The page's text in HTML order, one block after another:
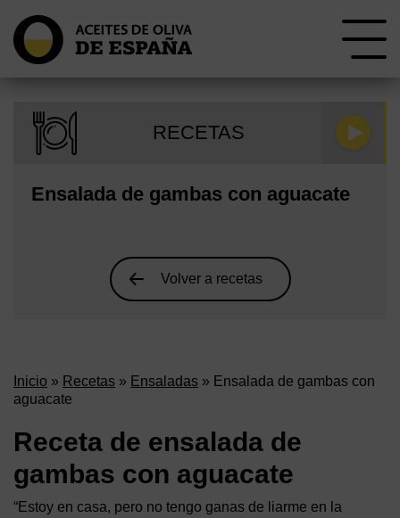
RECETAS
Ensalada de gambas con aguacate
Volver a recetas
Inicio » Recetas » Ensaladas » Ensalada de gambas con
aguacate
Receta de ensalada de
gambas con aguacate
“Estoy en casa, pero no tengo ganas de liarme en la